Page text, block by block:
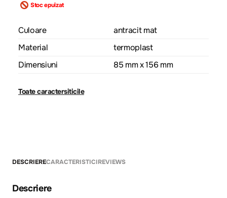
Stoc epuizat
Culoare
antracit mat
Material
termoplast
Dimensiuni
85 mm x 156 mm
Toate caractersiticile
DESCRIERECARACTERISTICIREVIEWS
Descriere